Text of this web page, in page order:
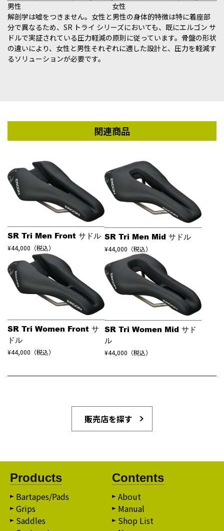
男性
女性
解剖学は嘘をつきません。女性と男性の身体的特徴は特に着座部
分で異なるため、SR トライ シリーズにおいても、既にエルゴン サ
ドルで実証されている圧力軽減の原則に従っています。骨盤の形状
の違いにより、女性と男性それぞれに適した設計と、圧力を軽減す
るソリューションが必要です。
関連商品
SR Tri Men Front サドル
¥44,000（税込）
SR Tri Men Mid サドル
¥44,000（税込）
SR Tri Women Front サ
ドル
¥44,000（税込）
SR Tri Women Mid サド
ル
¥44,000（税込）
販売店を探す
Products
Bartapes/Pads
Grips
Saddles
Contents
About
Manual
Shop List